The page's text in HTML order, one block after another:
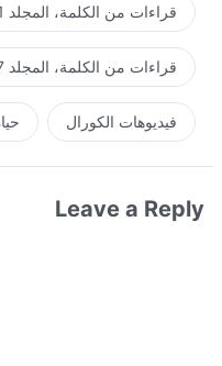
قراءات من الكلمة، المجلد 1: ظهور الله وعمله
قراءات من الكلمة، المجلد 7: حول السعي إلى الحق
فيديوهات الكورال
Leave a Reply